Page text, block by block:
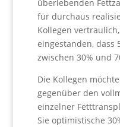
überlebenden
für durchaus
Kollegen
eingestanden, dass
zwischen 30% und
Die Kollegen
gegenüber den
einzelner
Sie optimistische